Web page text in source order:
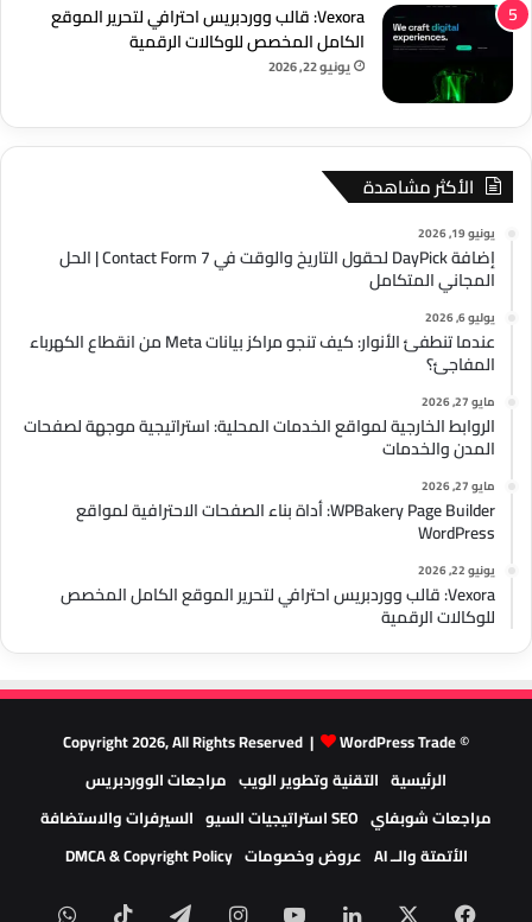
Vexora: قالب ووردبريس احترافي لتحرير الموقع
الكامل المخصص للوكالات الرقمية
يونيو 22, 2026
الأكثر مشاهدة
يونيو 19, 2026
إضافة DayPick لحقول التاريخ والوقت في Contact Form 7 | الحل
المجاني المتكامل
يوليو 6, 2026
عندما تنطفئ الأنوار: كيف تنجو مراكز بيانات Meta من انقطاع الكهرباء
المفاجئ؟
مايو 27, 2026
الروابط الخارجية لمواقع الخدمات المحلية: استراتيجية موجهة لصفحات
المدن والخدمات
مايو 27, 2026
WPBakery Page Builder: أداة بناء الصفحات الاحترافية لمواقع
WordPress
يونيو 22, 2026
Vexora: قالب ووردبريس احترافي لتحرير الموقع الكامل المخصص
للوكالات الرقمية
© Copyright 2026, All Rights Reserved |
WordPress Trade
الرئيسية التقنية وتطوير الويب مراجعات الووردبريس
مراجعات شوبفاي SEO استراتيجيات السيو
السيرفرات والاستضافة
الأتمتة والــ AI
عروض وخصومات DMCA & Copyright Policy
فيسبوك لينكدإن‫YouTubeانستقرامتيلقرام ‫TikTok